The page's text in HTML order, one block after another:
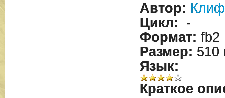
Автор:
Цикл: -
Формат: fb2
Размер: 510
Язык:
Краткое